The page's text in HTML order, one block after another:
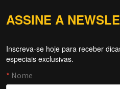
ASSINE A
Inscreva-se hoje para receber
especiais exclusivas.
Forti